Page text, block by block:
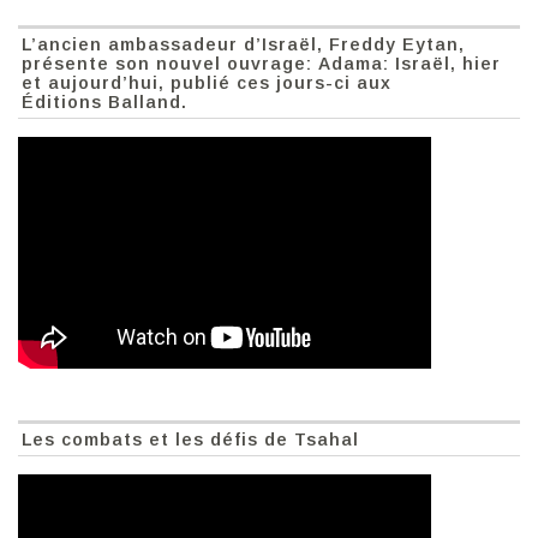
L’ancien ambassadeur d’Israël, Freddy Eytan,
présente son nouvel ouvrage: Adama: Israël, hier
et aujourd’hui, publié ces jours-ci aux
Éditions Balland.
Les combats et les défis de Tsahal